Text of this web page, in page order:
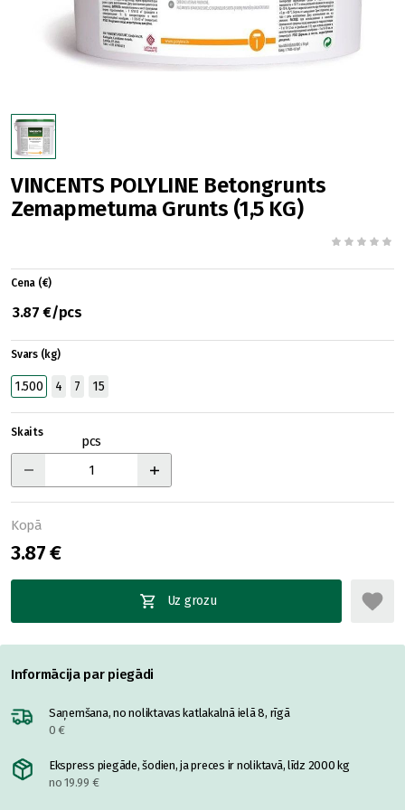
VINCENTS POLYLINE Betongrunts
Zemapmetuma Grunts (1,5 KG)
Cena (€)
3.87 €/pcs
Svars (kg)
1.500 4 7 15
Skaits
pcs
Kopā
3.87 €
Uz grozu
Informācija par piegādi
Saņemšana, no noliktavas katlakalnā ielā 8, rīgā
0 €
Ekspress piegāde, šodien, ja preces ir noliktavā, līdz 2000 kg
no 19.99 €